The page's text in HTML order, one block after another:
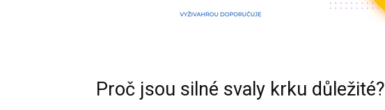
Proč jsou silné svaly krku důležité?